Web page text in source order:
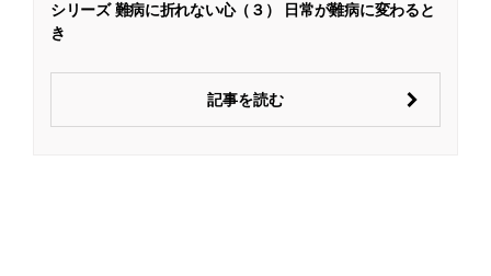
シリーズ 難病に折れない心（３） 日常が難病に変わると
き
記事を読む